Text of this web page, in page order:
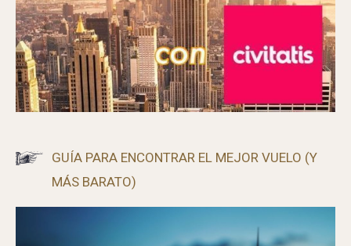
GUÍA PARA ENCONTRAR EL MEJOR VUELO (Y
MÁS BARATO)